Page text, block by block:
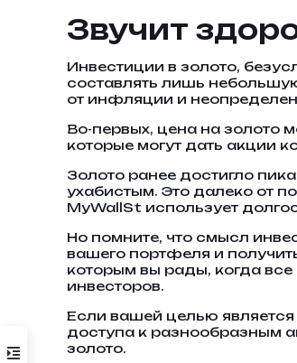
Звучит
Инвестиции в золото,
составлять лишь
от инфляции и
Во-первых, цена на золото
которые могут дать акции
Золото ранее достигло
ухабистым. Это далеко от
MyWallSt использует
Но помните, что смысл
вашего портфеля и
которым вы рады, когда
инвесторов.
Если вашей целью
доступа к разнообразным
золото.